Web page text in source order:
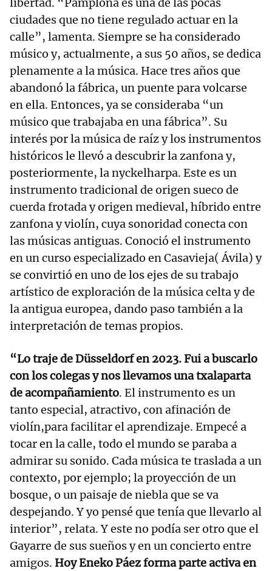
libertad. “Pamplona es una de las pocas
ciudades que no tiene regulado actuar en la
calle”, lamenta. Siempre se ha considerado
músico y, actualmente, a sus 50 años, se dedica
plenamente a la música. Hace tres años que
abandonó la fábrica, un puente para volcarse
en ella. Entonces, ya se consideraba “un
músico que trabajaba en una fábrica”. Su
interés por la música de raíz y los instrumentos
históricos le llevó a descubrir la zanfona y,
posteriormente, la nyckelharpa. Este es un
instrumento tradicional de origen sueco de
cuerda frotada y origen medieval, híbrido entre
zanfona y violín, cuya sonoridad conecta con
las músicas antiguas. Conoció el instrumento
en un curso especializado en Casavieja( Ávila) y
se convirtió en uno de los ejes de su trabajo
artístico de exploración de la música celta y de
la antigua europea, dando paso también a la
interpretación de temas propios.
“Lo traje de Düsseldorf en 2023. Fui a buscarlo
con los colegas y nos llevamos una txalaparta
de acompañamiento. El instrumento es un
tanto especial, atractivo, con afinación de
violín,para facilitar el aprendizaje. Empecé a
tocar en la calle, todo el mundo se paraba a
admirar su sonido. Cada música te traslada a un
contexto, por ejemplo; la proyección de un
bosque, o un paisaje de niebla que se va
despejando. Y yo pensé que tenía que llevarlo al
interior”, relata. Y este no podía ser otro que el
Gayarre de sus sueños y en un concierto entre
amigos. Hoy Eneko Páez forma parte activa en